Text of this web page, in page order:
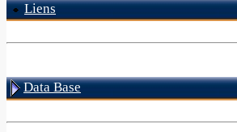
Liens
Data Base